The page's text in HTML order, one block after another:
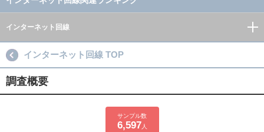
インターネット回線
インターネット回線 TOP
調査概要
サンプル数
6,597 人